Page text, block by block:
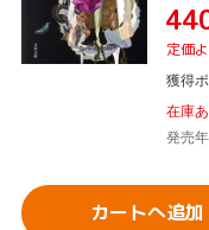
定価
獲得
在庫あ
発売
カートへ追加